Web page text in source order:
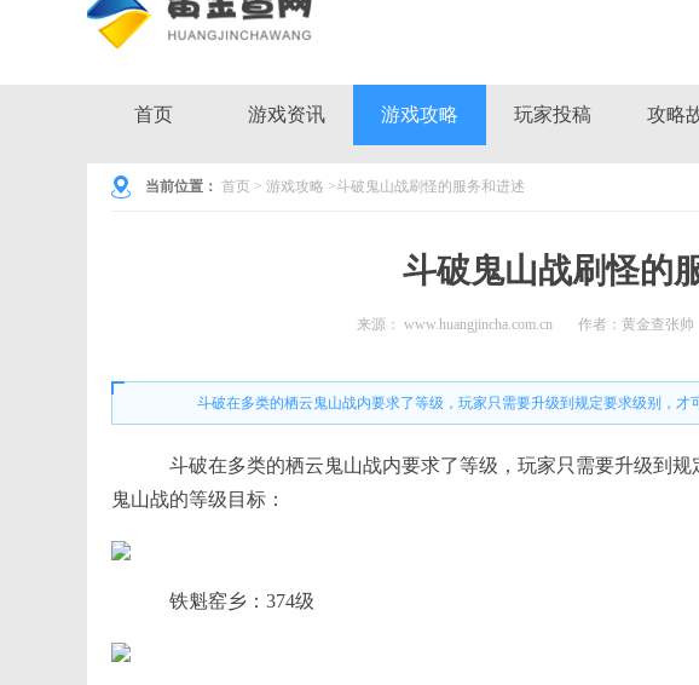
首页 游戏资讯 游戏攻略 玩家投稿 攻略
当前位置： 首页 > 游戏攻略 >斗破鬼山战刷怪的服务和进述
斗破鬼山战刷怪的
来源： www.huangjincha.com.cn 作者：黄金查张帅
斗破在多类的栖云鬼山战内要求了等级，玩家只需要升级到规定要求级别，才
斗破在多类的栖云鬼山战内要求了等级，玩家只需要升级到
鬼山战的等级目标：
铁魁窑乡：374级